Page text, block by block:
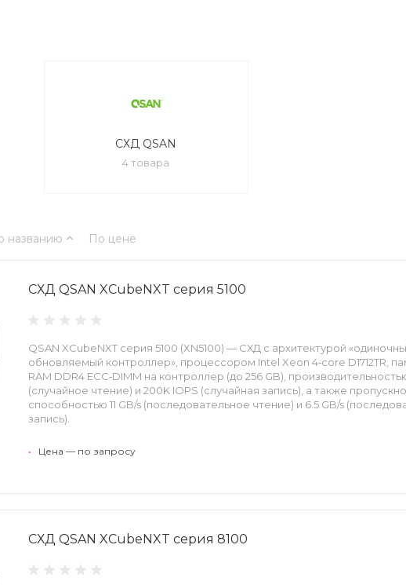
СХД QSAN
4 товара
названию По цене
СХД QSAN XCubeNXT серия 5100
QSAN XCubeNXT серия 5100 (XN5100) — CХД с архитектурой
обновляемый контроллер», процессором Intel Xeon 4‑core D1712TR,
RAM DDR4 ECC‑DIMM на контроллер (до 256 GB),
(случайное чтение) и 200K IOPS (случайная запись), а также
способностью 11 GB/s (последовательное чтение) и 6.5 GB/s
запись). ​
• Цена — по запросу
СХД QSAN XCubeNXT серия 8100